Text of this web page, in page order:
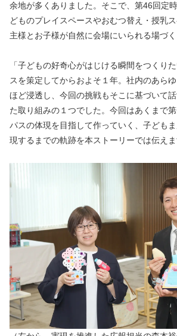
余地が多くありました。そこで、第46回定
どものプレイスペースやおむつ替え・授乳
主様とお子様が自然に会場にいられる場づく
「子どもの好奇心がはじける瞬間をつくり
スを策定してからおよそ１年。社内のあら
ほど浸透し、今回の挑戦もそこに基づいて
た取り組みの１つでした。今回はあくまで
パスの体現を目指して作っていく、子ども
現するまでの軌跡を本ストーリーでは伝えま